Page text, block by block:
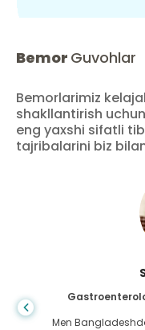
Bemor Guvohlar
Bemorlarimiz
shakllantirish
eng yaxshi sifatli
tajribalarini biz
Men